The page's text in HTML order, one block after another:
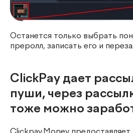
Останется только выбрать
преролл, записать его и
ClickPay дает
пуши, через
тоже можно